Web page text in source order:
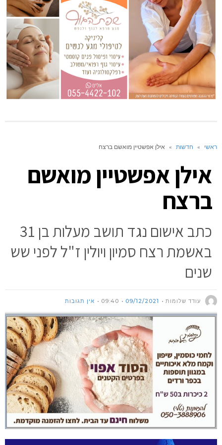
ראשי » חדשות » אילן אפשטיין מואשם ברצח
אילן אפשטיין מואשם
ברצח
כתב אישום נגד תושב מעלות בן 31
באשמת רצח סמיון ויולין ז"ל לפני שש
שנים
עודד שלומות 09/12/2021
09:40 אין תגובות